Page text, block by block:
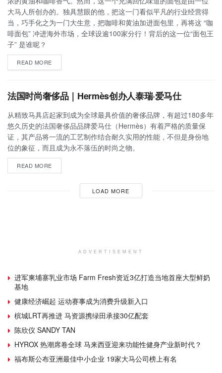
大马人所创办的。独具慧眼的他，把这一门看似平凡的行业经营得
当，巧手化之为一门大生意，把咖啡和黄油加进面包里，再将这 “咖
啡面包” 冲进海外市场，全球设逾100家分行！背后的这一位“面包王
子” 是谁呢？
READ MORE
法国时尚奢侈品｜Hermès创办人泰瑞·爱马仕
从精致马具店起家到成为全球最具价值的奢侈品牌，有超过180多年
悠久历史的法国奢侈品品牌爱马仕（Hermès）有着严格的质量保
证，其产品将一流的工艺制作结合耐久实用的性能，不但是身份地
位的象征，而且成为永不落伍的时尚之物。
READ MORE
LOAD MORE
ADVERTISEMENT
进军柬埔寨乳业市场 Farm Fresh资近3亿打造当地首座大型鲜奶
基地
健康经济崛起 运动赛事成为消费升级新入口
槟城LRT再推进 马资源携绿田承接30亿配套
陈欣仪 SANDY TAN
HYROX 热潮席卷全球 马来西亚迎来功能性健身产业新时代？
福布斯公布亚洲最佳中小企业 19家大马公司榜上有名